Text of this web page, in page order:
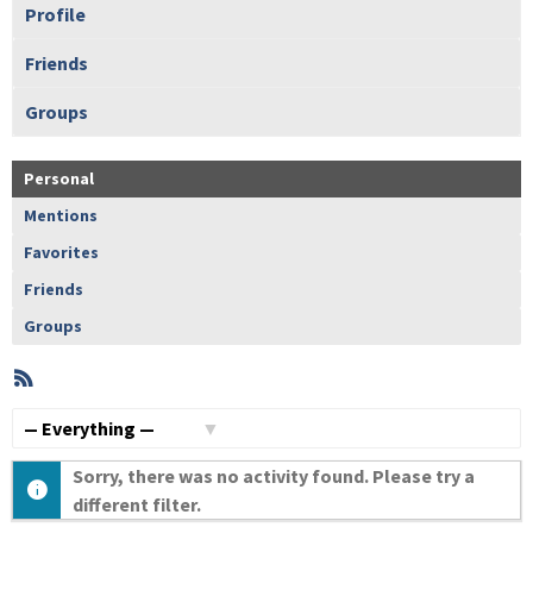
Profile
Friends
Groups
Personal
Mentions
Favorites
Friends
Groups
Member
Activities
Sorry, there was no activity found. Please try a
different filter.